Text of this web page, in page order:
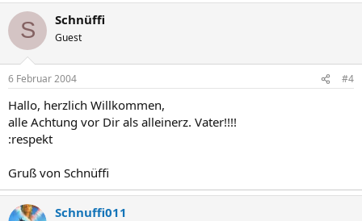
S Schnüffi
Guest
6 Februar 2004 #4
Hallo, herzlich Willkommen,
alle Achtung vor Dir als alleinerz. Vater!!!!
:respekt
Gruß von Schnüffi
Schnuffi011